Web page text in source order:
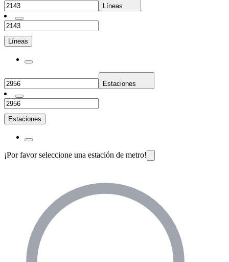
Líneas
Líneas
Estaciones
Estaciones
¡Por favor seleccione una estación de metro!